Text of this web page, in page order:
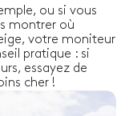
ou si vous
montrer où
votre moniteur
pratique : si
essayez de
cher !